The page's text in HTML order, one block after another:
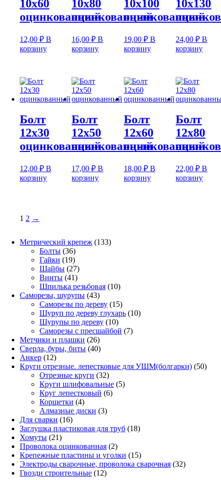
10х60
оцинкованный
12,00 ₽ В
корзину
10х80
оцинкованный
16,00₽ В
корзину
10х100
оцинкованный
19,00 ₽ В
корзину
10х130
24,00₽ В
корзину
Болт
12х30
оцинкованный
12,00 ₽ В
корзину
Болт
12х50
оцинкованный
17,00₽ В
корзину
Болт
12х60
оцинкованный
18,00 ₽ В
корзину
Болт
12х80
22,00₽ В
корзину
1 2 →
Метрический крепеж 133133
Болты 3636
товаров
Гайки 1919
товаров
Шайбы 2727
товаров
Винты 4141
товар
Шпилька резьбовая 1010
Саморезы, шурупы 4343
товара
Саморезы по дереву 1515
товаров
Шуруп по дереву глухарь 1010
Шурупы по дереву 1010
товаров
Саморезы с пресшайбой 77
Метчики и плашки 2626
товаров
Сверла, буры, биты 4040
Анкер 1212
товаров
Круги отрезные. лепестковые для УШМ(болгарки) 5050
Отрезные круги 3232
товара
Круги шлифовальные 55
Круг лепестковый 66
Корщетки 44
товара
Алмазные диски 33
Для сварки 1616
товаров
Заглушка пластиковая для труб 1818
Хомуты 2121
товар
Проволока оцинкованная 22
товара
Крепежные пластины и уголки 1515
товаров
Электроды сварочные, проволока сварочная 3232
Гвозди строительные 1212